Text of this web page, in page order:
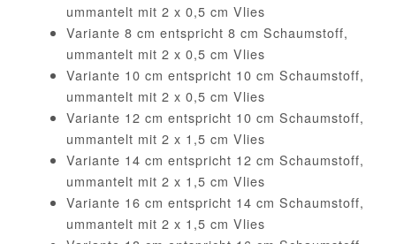
ummantelt mit 2 x 0,5 cm Vlies
Variante 8 cm entspricht 8 cm Schaumstoff,
ummantelt mit 2 x 0,5 cm Vlies
Variante 10 cm entspricht 10 cm Schaumstoff,
ummantelt mit 2 x 0,5 cm Vlies
Variante 12 cm entspricht 10 cm Schaumstoff,
ummantelt mit 2 x 1,5 cm Vlies
Variante 14 cm entspricht 12 cm Schaumstoff,
ummantelt mit 2 x 1,5 cm Vlies
Variante 16 cm entspricht 14 cm Schaumstoff,
ummantelt mit 2 x 1,5 cm Vlies